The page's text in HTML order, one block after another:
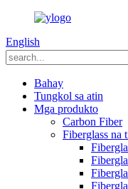
English
Bahay
Tungkol sa atin
Mga produkto
Carbon Fiber
Fiberglass na